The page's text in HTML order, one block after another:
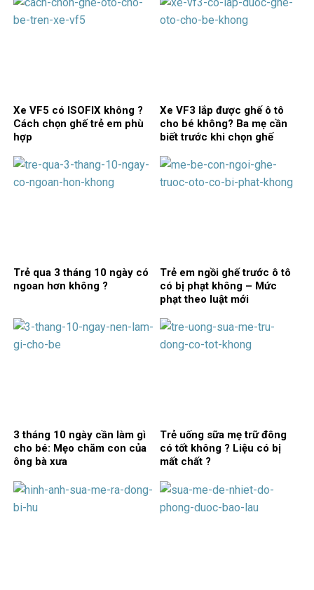
Xe VF5 có ISOFIX không ?
Cách chọn ghế trẻ em phù
hợp
Xe VF3 lắp được ghế ô tô
cho bé không? Ba mẹ cần
biết trước khi chọn ghế
Trẻ qua 3 tháng 10 ngày có
ngoan hơn không ?
Trẻ em ngồi ghế trước ô tô
có bị phạt không – Mức
phạt theo luật mới
3 tháng 10 ngày cần làm gì
cho bé: Mẹo chăm con của
ông bà xưa
Trẻ uống sữa mẹ trữ đông
có tốt không ? Liệu có bị
mất chất ?